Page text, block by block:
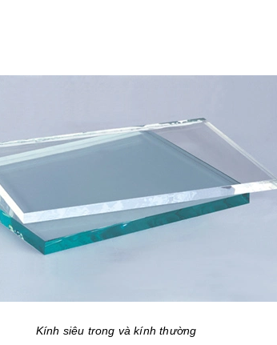
Kính siêu trong và kính thường